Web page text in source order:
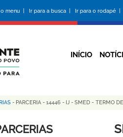
o menu | Ir para a busca | Ir para o rodapé |
INÍCIO
- PARCERIA - 14446 - IJ - SMED - TERMO